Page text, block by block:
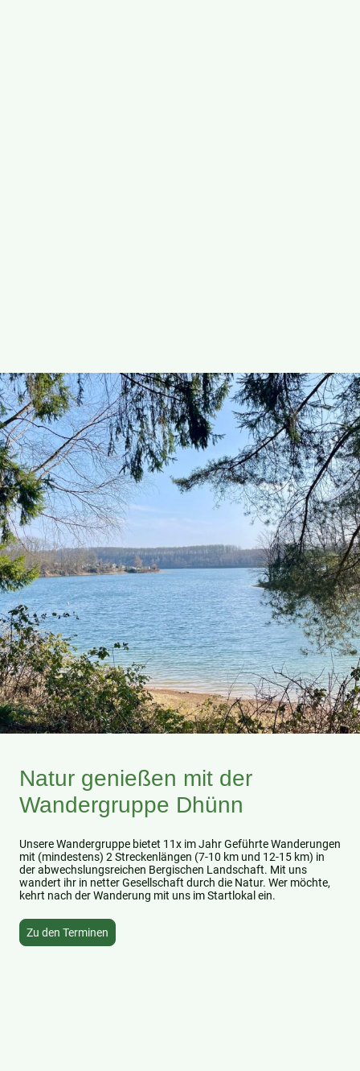
Natur genießen mit der
Wandergruppe Dhünn
Unsere Wandergruppe bietet 11x im Jahr Geführte Wanderungen
mit (mindestens) 2 Streckenlängen (7-10 km und 12-15 km) in
der abwechslungsreichen Bergischen Landschaft. Mit uns
wandert ihr in netter Gesellschaft durch die Natur. Wer möchte,
kehrt nach der Wanderung mit uns im Startlokal ein.
Zu den Terminen